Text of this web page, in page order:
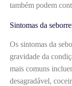
também podem
Sintomas da
Os sintomas da
gravidade da
mais comuns
desagradável,